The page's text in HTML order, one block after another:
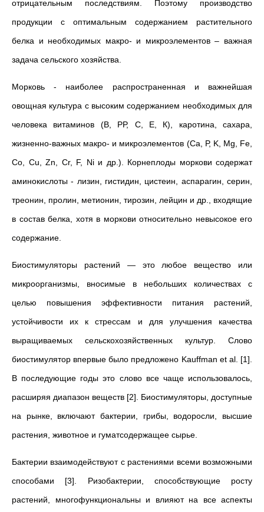
отрицательным последствиям. Поэтому производство
продукции с оптимальным содержанием растительного
белка и необходимых макро- и микроэлементов – важная
задача сельского хозяйства.
Морковь - наиболее распространенная и важнейшая
овощная культура с высоким содержанием необходимых для
человека витаминов (В, РР, С, Е, К), каротина, сахара,
жизненно-важных макро- и микроэлементов (Ca, Р, K, Mg, Fe,
Co, Cu, Zn, Cr, F, Ni и др.). Корнеплоды моркови содержат
аминокислоты - лизин, гистидин, цистеин, аспарагин, серин,
треонин, пролин, метионин, тирозин, лейцин и др., входящие
в состав белка, хотя в моркови относительно невысокое его
содержание.
Биостимуляторы растений — это любое вещество или
микроорганизмы, вносимые в небольших количествах с
целью повышения эффективности питания растений,
устойчивости их к стрессам и для улучшения качества
выращиваемых сельскохозяйственных культур. Слово
биостимулятор впервые было предложено Kauffman et al. [1].
В последующие годы это слово все чаще использовалось,
расширяя диапазон веществ [2]. Биостимуляторы, доступные
на рынке, включают бактерии, грибы, водоросли, высшие
растения, животное и гуматсодержащее сырье.
Бактерии взаимодействуют с растениями всеми возможными
способами [3]. Ризобактерии, способствующие росту
растений, многофункциональны и влияют на все аспекты